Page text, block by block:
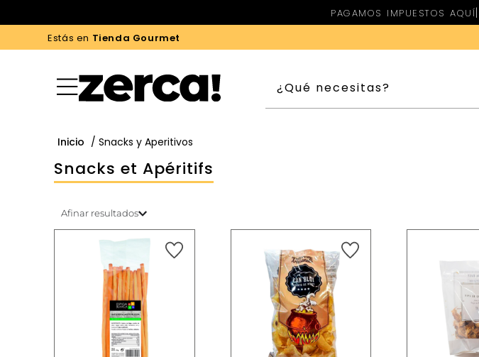
PAGAMOS IMPUESTOS AQUÍ|
Estás en Tienda Gourmet
Inicio / Snacks y Aperitivos
Snacks et Apéritifs
Afinar resultados